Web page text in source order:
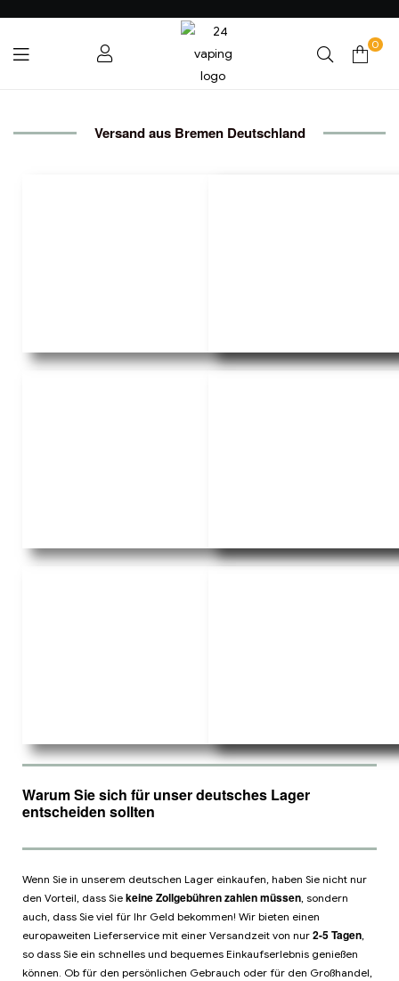
0
Versand aus Bremen Deutschland
Warum Sie sich für unser deutsches Lager
entscheiden sollten
Wenn Sie in unserem deutschen Lager einkaufen, haben Sie nicht nur
den Vorteil, dass Sie keine Zollgebühren zahlen müssen , sondern
auch, dass Sie viel für Ihr Geld bekommen! Wir bieten einen
europaweiten Lieferservice mit einer Versandzeit von nur 2-5 Tagen
so dass Sie ein schnelles und bequemes Einkaufserlebnis genießen
können. Ob für den persönlichen Gebrauch oder für den Großhandel,